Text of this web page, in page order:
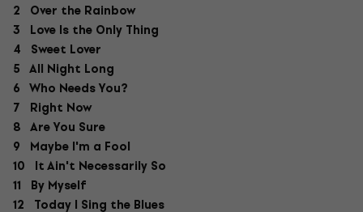
2 Over the Rainbow
3 Love Is the Only Thing
4 Sweet Lover
5 All Night Long
6 Who Needs You?
7 Right Now
8 Are You Sure
9 Maybe I'm a Fool
10 It Ain't Necessarily So
11 By Myself
12 Today I Sing the Blues